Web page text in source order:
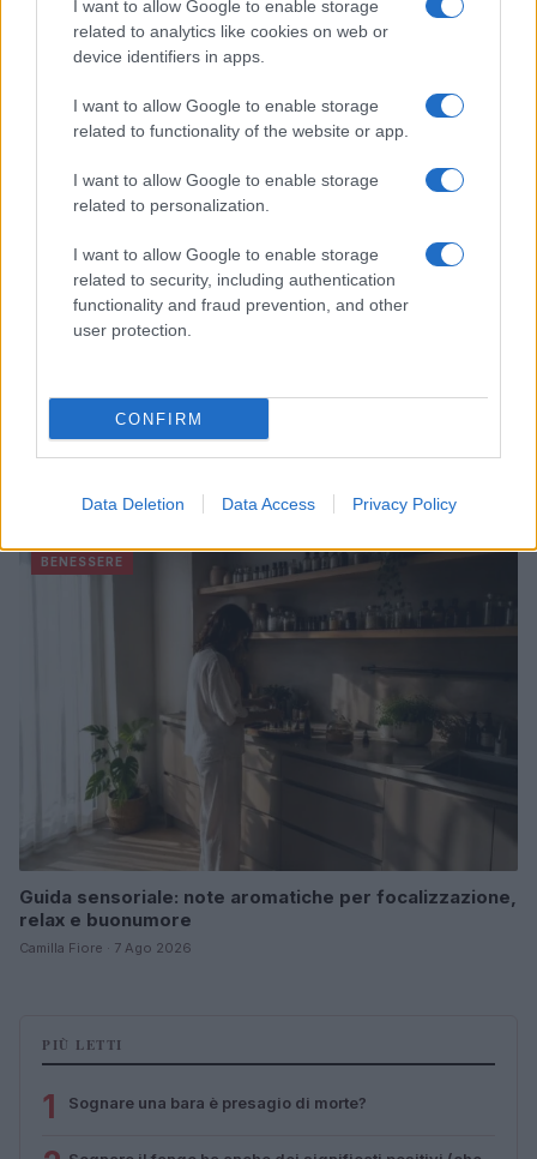
I want to allow Google to enable storage
related to analytics like cookies on web or
device identifiers in apps.
I want to allow Google to enable storage
related to functionality of the website or app.
I want to allow Google to enable storage
related to personalization.
I want to allow Google to enable storage
related to security, including authentication
functionality and fraud prevention, and other
user protection.
CONFIRM
Data Deletion Data Access Privacy Policy
Allergia al veleno di imenotteri: come riconoscere i
sintomi e prevenire le reazioni gravi
LIFESTYLE
Mostre di moda 2026: Franco Moschino a Forte di
Cristian Castiglioni · 7 Ago 2026
BENESSERE
Guida sensoriale: note aromatiche per focalizzazione,
relax e buonumore
Camilla Fiore · 7 Ago 2026
PIÙ LETTI
1 Sognare una bara è presagio di morte?